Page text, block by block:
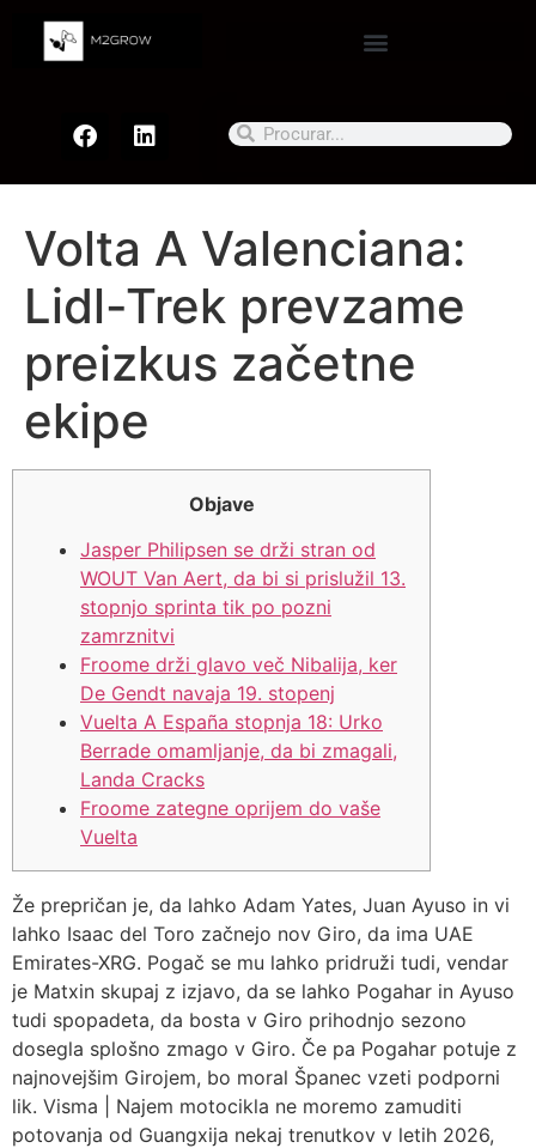
Volta A Valenciana:
Lidl-Trek prevzame
preizkus začetne
ekipe
Objave
Jasper Philipsen se drži stran od
WOUT Van Aert, da bi si prislužil 13.
stopnjo sprinta tik po pozni
zamrznitvi
Froome drži glavo več Nibalija, ker
De Gendt navaja 19. stopenj
Vuelta A España stopnja 18: Urko
Berrade omamljanje, da bi zmagali,
Landa Cracks
Froome zategne oprijem do vaše
Vuelta
Že prepričan je, da lahko Adam Yates, Juan Ayuso in vi
lahko Isaac del Toro začnejo nov Giro, da ima UAE
Emirates-XRG. Pogač se mu lahko pridruži tudi, vendar
je Matxin skupaj z izjavo, da se lahko Pogahar in Ayuso
tudi spopadeta, da bosta v Giro prihodnjo sezono
dosegla splošno zmago v Giro. Če pa Pogahar potuje z
najnovejšim Girojem, bo moral Španec vzeti podporni
lik. Visma | Najem motocikla ne moremo zamuditi
potovanja od Guangxija nekaj trenutkov v letih 2026,